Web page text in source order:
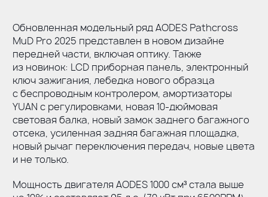
Обновленная модельный ряд AODES Pathcross
MuD Pro 2025 представлен в новом дизайне
передней части, включая оптику. Также
из новинок: LCD приборная панель, электронный
ключ зажигания, лебедка нового образца
с беспроводным контролером, амортизаторы
YUAN с регулировками, новая 10-дюймовая
световая балка, новый замок заднего багажного
отсека, усиленная задняя багажная площадка,
новый рычаг переключения передач, новые цвета
и не только.
Мощность двигателя AODES 1000 см³ стала выше